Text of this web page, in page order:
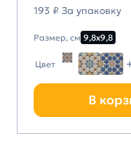
193 ₽ За упаковку
Размер, см 9,8х9,8
Цвет
В